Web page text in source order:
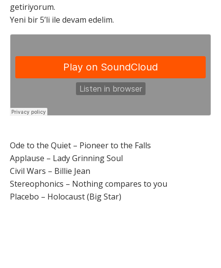
getiriyorum.
Yeni bir 5’li ile devam edelim.
Ode to the Quiet – Pioneer to the Falls
Applause – Lady Grinning Soul
Civil Wars – Billie Jean
Stereophonics – Nothing compares to you
Placebo – Holocaust (Big Star)